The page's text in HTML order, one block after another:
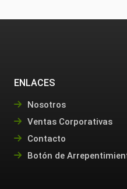
ENLACES
Nosotros
Ventas Corporativas
Contacto
Botón de